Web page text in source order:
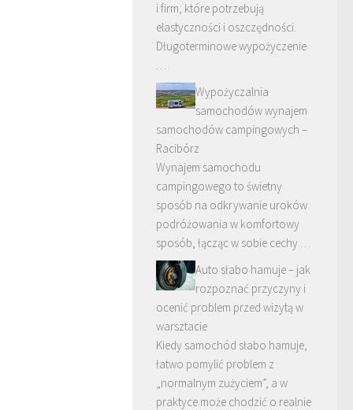
i firm, które potrzebują
elastyczności i oszczędności.
Długoterminowe wypożyczenie
…
Wypożyczalnia
samochodów wynajem
samochodów campingowych –
Racibórz
Wynajem samochodu
campingowego to świetny
sposób na odkrywanie uroków
podróżowania w komfortowy
sposób, łącząc w sobie cechy …
Auto słabo hamuje – jak
rozpoznać przyczyny i
ocenić problem przed wizytą w
warsztacie
Kiedy samochód słabo hamuje,
łatwo pomylić problem z
„normalnym zużyciem”, a w
praktyce może chodzić o realnie